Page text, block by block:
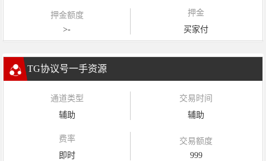
押金额度
>-
押金
买家付
TG协议号一手资源
通道类型
辅助
交易时间
辅助
费率
即时
交易额度
999